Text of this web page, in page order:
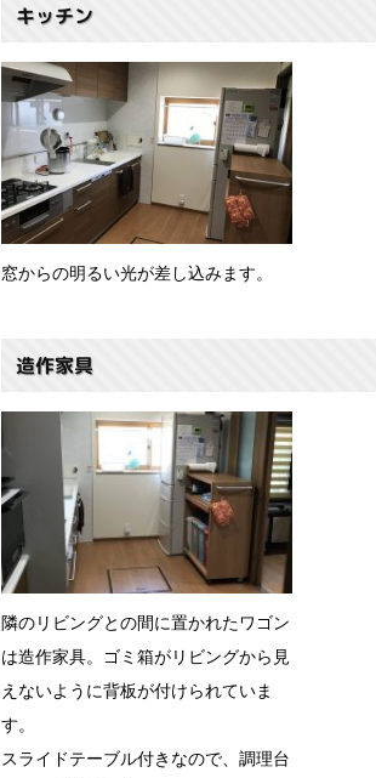
キッチン
窓からの明るい光が差し込みます。
造作家具
隣のリビングとの間に置かれたワゴン
は造作家具。ゴミ箱がリビングから見
えないように背板が付けられていま
す。
スライドテーブル付きなので、調理台